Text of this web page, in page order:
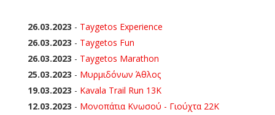
26.03.2023 - Taygetos Experience
26.03.2023 - Taygetos Fun
26.03.2023 - Taygetos Marathon
25.03.2023 - Μυρμιδόνων Άθλος
19.03.2023 - Kavala Trail Run 13K
12.03.2023 - Μονοπάτια Κνωσού - Γιούχτα 22Κ